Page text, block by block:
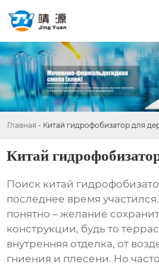
Главная - Китай гидрофобизатор для
Китай
Поиск китай
последнее время
понятно – желание
конструкции, будь то
внутренняя отделка, от
гниения и плесени. Но